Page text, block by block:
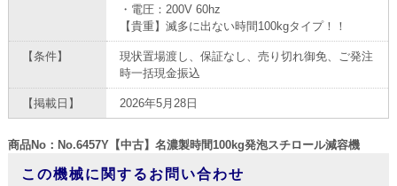
・電圧：200V 60hz
【貴重】滅多に出ない時間100kgタイプ！！
【条件】
現状置場渡し、保証なし、売り切れ御免、ご発注
時一括現金振込
【掲載日】 2026年5月28日
商品No：No.6457Y【中古】名濃製時間100kg発泡スチロール減容機
この機械に関するお問い合わせ